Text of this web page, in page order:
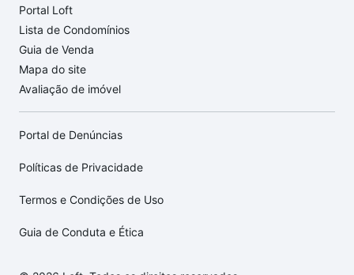
Portal Loft
Lista de Condomínios
Guia de Venda
Mapa do site
Avaliação de imóvel
Portal de Denúncias
Políticas de Privacidade
Termos e Condições de Uso
Guia de Conduta e Ética